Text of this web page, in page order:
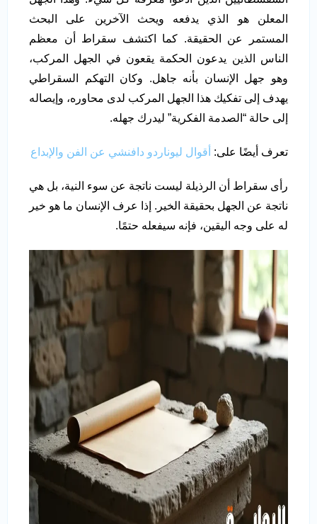
المعلن هو الذي يدفعه ويحث الآخرين على البحث
المستمر عن الحقيقة. كما اكتشف سقراط أن معظم
الناس الذين يدعون الحكمة يقعون في الجهل المركب،
وهو جهل الإنسان بأنه جاهل. وكان التهكم السقراطي
يهدف إلى تفكيك هذا الجهل المركب لدى محاوره، وإيصاله
إلى حالة “الصدمة الفكرية” ليدرك جهله.
تعرف أيضًا على: أقوال ليوناردو دافنشي عن الفن والإبداع
رأى سقراط أن الرذيلة ليست ناتجة عن سوء النية، بل هي
ناتجة عن الجهل بحقيقة الخير. إذا عرف الإنسان ما هو خير
له على وجه اليقين، فإنه سيفعله حتمًا.